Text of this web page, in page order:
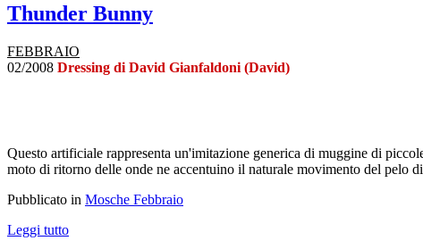
Thunder Bunny
FEBBRAIO
02/2008 Dressing di David Gianfaldoni (David)
Questo artificiale rappresenta un'imitazione generica di muggine di
moto di ritorno delle onde ne accentuino il naturale movimento del pelo
Pubblicato in Mosche Febbraio
Leggi tutto